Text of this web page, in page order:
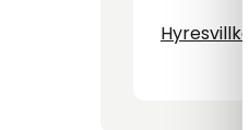
Hyresvillkor